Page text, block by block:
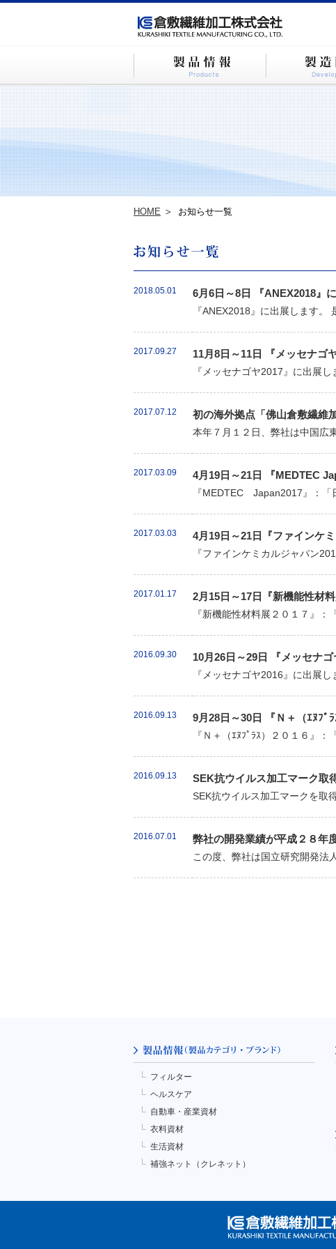
HOME お知らせ一覧
2018.05.01 6月6日～8日 『ANEX2018』
『ANEX2018』に出展します
2017.09.27 11月8日～11日 『メッセナゴ
『メッセナゴヤ2017』に出展
2017.07.12 初の海外拠点「佛山倉敷繊維
本年７月１２日、弊社は中国広
2017.03.09 4月19日～21日 『MEDTEC
『MEDTEC Japan2017』：「
2017.03.03 4月19日～21日『ファインケ
『ファインケミカルジャパン
2017.01.17 2月15日～17日『新機能性材
『新機能性材料展２０１７』
2016.09.30 10月26日～29日 『メッセナ
『メッセナゴヤ2016』に出展
2016.09.13 9月28日～30日 『Ｎ＋（ｴﾇﾌﾟ
『Ｎ＋（ｴﾇﾌﾟﾗｽ）２０１６』
2016.09.13 SEK抗ウイルス加工マーク取
SEK抗ウイルス加工マークを取
2016.07.01 弊社の開発業績が平成２８年
この度、弊社は国立研究開発法
フィルター
ヘルスケア
自動車・産業資材
衣料資材
生活資材
補強ネット（クレネット）